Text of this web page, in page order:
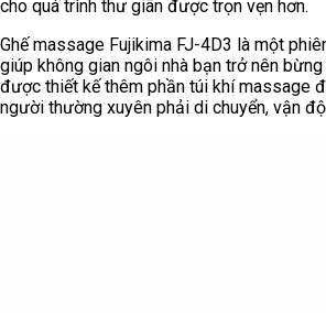
cho quá trình thư giãn được trọn vẹn hơn.
Ghế massage Fujikima FJ-4D3 là một
giúp không gian ngôi nhà bạn trở nên
được thiết kế thêm phần túi khí massage
người thường xuyên phải di chuyển, vận